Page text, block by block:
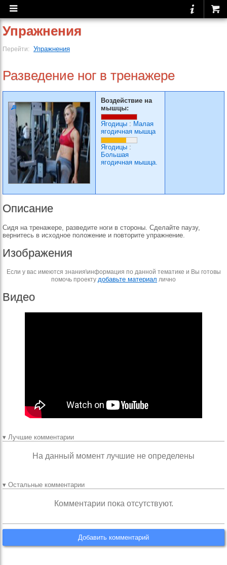
Упражнения
Перейти: Упражнения
Разведение ног в тренажере
Воздействие на
мышцы:
Ягодицы : Малая
ягодичная мышца
Ягодицы :
Большая
ягодичная мышца.
Описание
Сидя на тренажере, разведите ноги в стороны. Сделайте паузу,
вернитесь в исходное положение и повторите упражнение.
Изображения
Если у вас имеются знания\информация по данной тематике и Вы готовы
помочь проекту добавьте материал лично
Видео
▾ Лучшие комментарии
На данный момент лучшие не определены
▾ Остальные комментарии
Комментарии пока отсутствуют.
Добавить комментарий